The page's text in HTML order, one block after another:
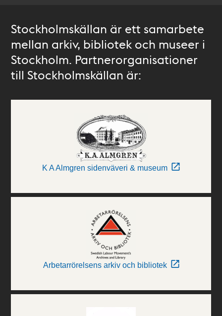
Stockholmskällan är ett samarbete
mellan arkiv, bibliotek och museer i
Stockholm. Partnerorganisationer
till Stockholmskällan är:
K A Almgren sidenväveri & museum
Arbetarrörelsens arkiv och bibliotek